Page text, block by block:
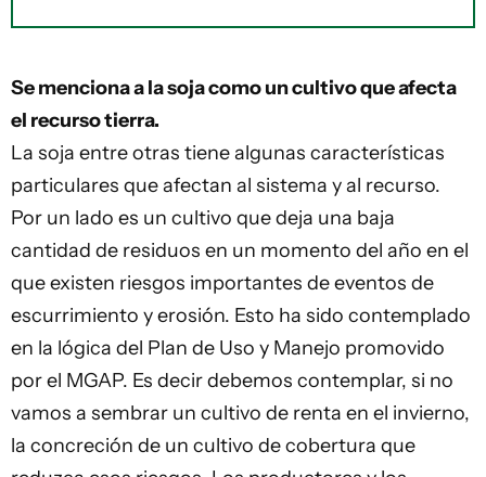
Se menciona a la soja como un cultivo que afecta
el recurso tierra.
La soja entre otras tiene algunas características
particulares que afectan al sistema y al recurso.
Por un lado es un cultivo que deja una baja
cantidad de residuos en un momento del año en el
que existen riesgos importantes de eventos de
escurrimiento y erosión. Esto ha sido contemplado
en la lógica del Plan de Uso y Manejo promovido
por el MGAP. Es decir debemos contemplar, si no
vamos a sembrar un cultivo de renta en el invierno,
la concreción de un cultivo de cobertura que